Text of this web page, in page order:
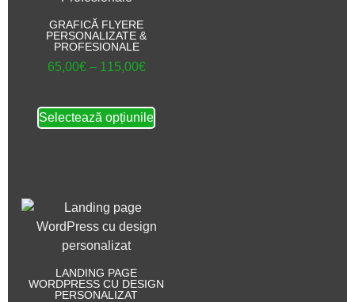
GRAFICĂ FLYERE
PERSONALIZATE &
PROFESIONALE
65,00€ – 115,00€
Selectează opțiunile
LANDING PAGE
WORDPRESS CU DESIGN
PERSONALIZAT